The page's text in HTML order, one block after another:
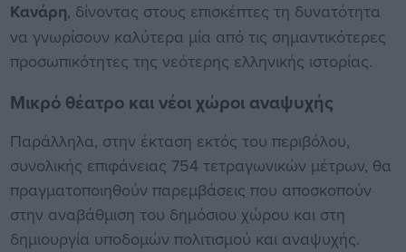
Κανάρη, δίνοντας στους επισκέπτες τη δυνατότητα
να γνωρίσουν καλύτερα μία από τις σημαντικότερες
προσωπικότητες της νεότερης ελληνικής ιστορίας.
Μικρό θέατρο και νέοι χώροι αναψυχής
Παράλληλα, στην έκταση εκτός του περιβόλου,
συνολικής επιφάνειας 754 τετραγωνικών μέτρων, θα
πραγματοποιηθούν παρεμβάσεις που αποσκοπούν
στην αναβάθμιση του δημόσιου χώρου και στη
δημιουργία υποδομών πολιτισμού και αναψυχής.